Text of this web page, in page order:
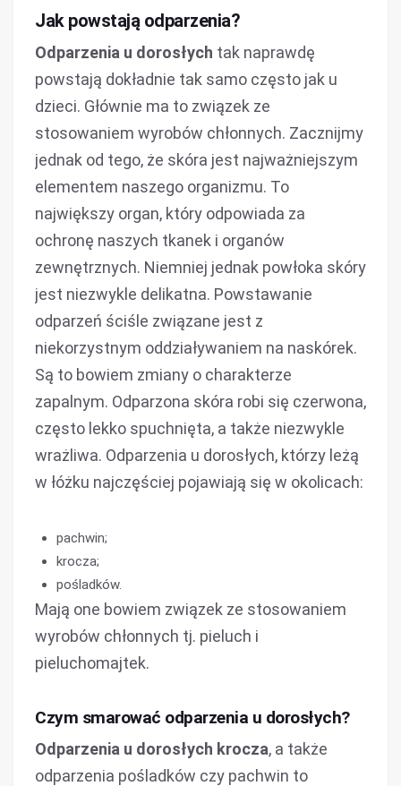
Jak powstają odparzenia?
Odparzenia u dorosłych tak naprawdę
powstają dokładnie tak samo często jak u
dzieci. Głównie ma to związek ze
stosowaniem wyrobów chłonnych. Zacznijmy
jednak od tego, że skóra jest najważniejszym
elementem naszego organizmu. To
największy organ, który odpowiada za
ochronę naszych tkanek i organów
zewnętrznych. Niemniej jednak powłoka skóry
jest niezwykle delikatna. Powstawanie
odparzeń ściśle związane jest z
niekorzystnym oddziaływaniem na naskórek.
Są to bowiem zmiany o charakterze
zapalnym. Odparzona skóra robi się czerwona,
często lekko spuchnięta, a także niezwykle
wrażliwa. Odparzenia u dorosłych, którzy leżą
w łóżku najczęściej pojawiają się w okolicach:
pachwin;
krocza;
pośladków.
Mają one bowiem związek ze stosowaniem
wyrobów chłonnych tj. pieluch i
pieluchomajtek.
Czym smarować odparzenia u dorosłych?
Odparzenia u dorosłych krocza, a także
odparzenia pośladków czy pachwin to